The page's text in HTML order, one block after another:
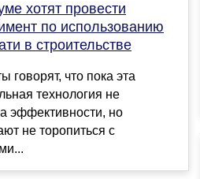
хотят провести
по использованию
в строительстве
говорят, что пока эта
технология не
эффективности, но
не торопиться с